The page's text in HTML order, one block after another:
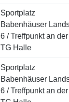
Sportplatz
Babenhäuser
6 / Treffpunkt an der
TG Halle
Sportplatz
Babenhäuser
6 / Treffpunkt an der